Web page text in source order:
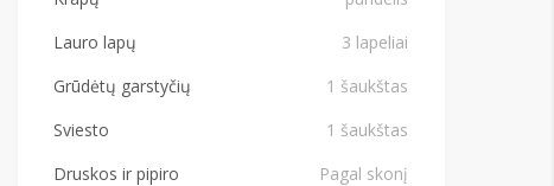
Lauro lapų
3 lapeliai
Grūdėtų garstyčių
1 šaukštas
Sviesto
1 šaukštas
Druskos ir pipiro
Pagal skonį